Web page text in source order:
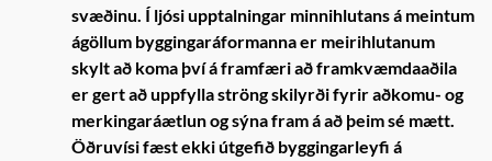
svæðinu. Í ljósi upptalningar minnihlutans á meintum
ágöllum byggingaráformanna er meirihlutanum
skylt að koma því á framfæri að framkvæmdaaðila
er gert að uppfylla ströng skilyrði fyrir aðkomu- og
merkingaráætlun og sýna fram á að þeim sé mætt.
Öðruvísi fæst ekki útgefið byggingarleyfi á